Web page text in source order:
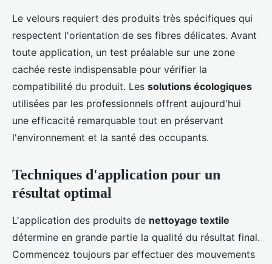
Le velours requiert des produits très spécifiques qui
respectent l'orientation de ses fibres délicates. Avant
toute application, un test préalable sur une zone
cachée reste indispensable pour vérifier la
compatibilité du produit. Les solutions écologiques
utilisées par les professionnels offrent aujourd'hui
une efficacité remarquable tout en préservant
l'environnement et la santé des occupants.
Techniques d'application pour un
résultat optimal
L'application des produits de nettoyage textile
détermine en grande partie la qualité du résultat final.
Commencez toujours par effectuer des mouvements